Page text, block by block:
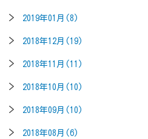
2019年01月(8)
2018年12月(19)
2018年11月(11)
2018年10月(10)
2018年09月(10)
2018年08月(6)